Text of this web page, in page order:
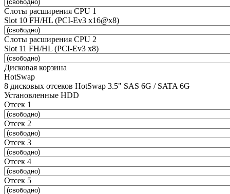
Слоты расширения CPU 1
Slot 10 FH/HL (PCI-Ev3 x16@x8)
Слоты расширения CPU 2
Slot 11 FH/HL (PCI-Ev3 x8)
Дисковая корзина
HotSwap
8 дисковых отсеков HotSwap 3.5" SAS 6G / SATA 6G
Установленные HDD
Отсек 1
Отсек 2
Отсек 3
Отсек 4
Отсек 5